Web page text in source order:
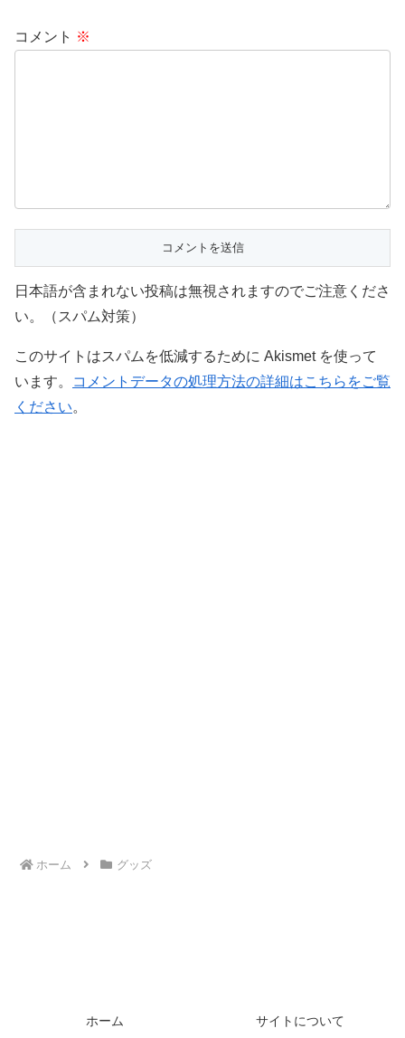
コメント ※
日本語が含まれない投稿は無視されますのでご注意くださ
い。（スパム対策）
このサイトはスパムを低減するために Akismet を使って
います。
コメントデータの処理方法の詳細はこちらをご覧
ください。
ホーム グッズ
ホーム サイトについて